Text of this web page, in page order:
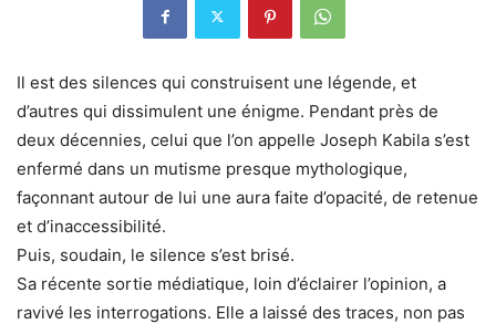
Il est des silences qui construisent une légende, et
d’autres qui dissimulent une énigme. Pendant près de
deux décennies, celui que l’on appelle Joseph Kabila s’est
enfermé dans un mutisme presque mythologique,
façonnant autour de lui une aura faite d’opacité, de retenue
et d’inaccessibilité.
Puis, soudain, le silence s’est brisé.
Sa récente sortie médiatique, loin d’éclairer l’opinion, a
ravivé les interrogations. Elle a laissé des traces, non pas